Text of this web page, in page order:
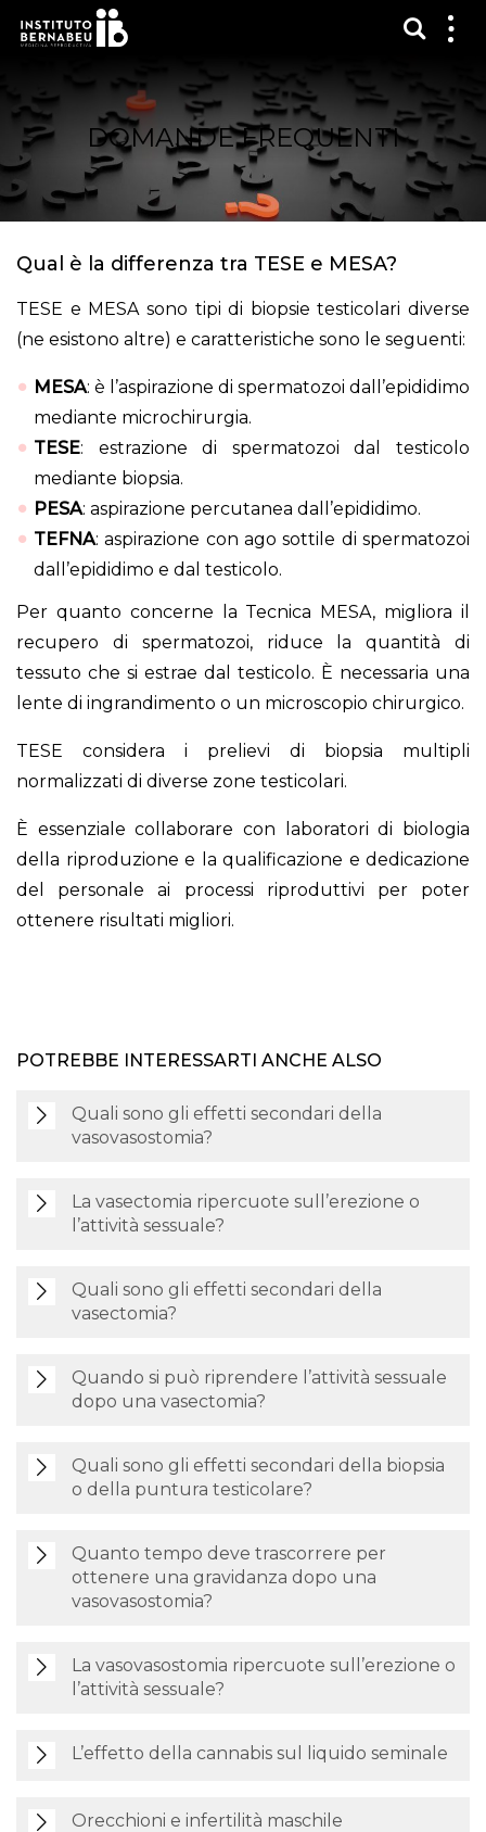
DOMANDE FREQUENTI
Qual è la differenza tra TESE e MESA?
TESE e MESA sono tipi di biopsie testicolari diverse
(ne esistono altre) e caratteristiche sono le seguenti:
MESA: è l’aspirazione di spermatozoi dall’epididimo
mediante microchirurgia.
TESE: estrazione di spermatozoi dal testicolo
mediante biopsia.
PESA: aspirazione percutanea dall’epididimo.
TEFNA: aspirazione con ago sottile di spermatozoi
dall’epididimo e dal testicolo.
Per quanto concerne la Tecnica MESA, migliora il
recupero di spermatozoi, riduce la quantità di
tessuto che si estrae dal testicolo. È necessaria una
lente di ingrandimento o un microscopio chirurgico.
TESE considera i prelievi di biopsia multipli
normalizzati di diverse zone testicolari.
È essenziale collaborare con laboratori di biologia
della riproduzione e la qualificazione e dedicazione
del personale ai processi riproduttivi per poter
ottenere risultati migliori.
POTREBBE INTERESSARTI ANCHE ALSO
Quali sono gli effetti secondari della
vasovasostomia?
La vasectomia ripercuote sull’erezione o
l’attività sessuale?
Quali sono gli effetti secondari della
vasectomia?
Quando si può riprendere l’attività sessuale
dopo una vasectomia?
Quali sono gli effetti secondari della biopsia
o della puntura testicolare?
Quanto tempo deve trascorrere per
ottenere una gravidanza dopo una
vasovasostomia?
La vasovasostomia ripercuote sull’erezione o
l’attività sessuale?
L’effetto della cannabis sul liquido seminale
Orecchioni e infertilità maschile